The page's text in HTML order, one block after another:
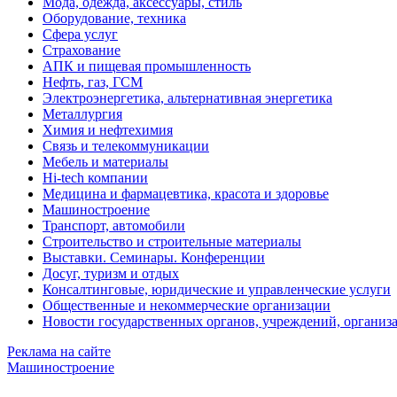
Оборудование, техника
Сфера услуг
Страхование
АПК и пищевая промышленность
Нефть, газ, ГСМ
Электроэнергетика, альтернативная энергетика
Металлургия
Химия и нефтехимия
Связь и телекоммуникации
Мебель и материалы
Hi-tech компании
Медицина и фармацевтика, красота и здоровье
Машиностроение
Транспорт, автомобили
Строительство и строительные материалы
Выставки. Семинары. Конференции
Досуг, туризм и отдых
Консалтинговые, юридические и управленческие услуги
Общественные и некоммерческие организации
Новости государственных органов, учреждений,
Реклама на сайте
Машиностроение